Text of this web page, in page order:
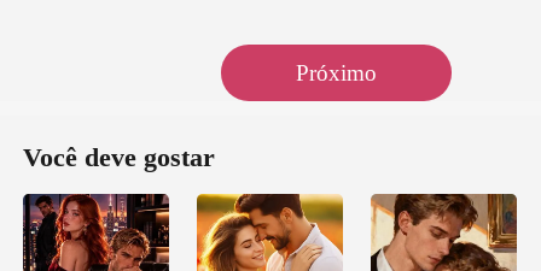
Próximo
Você deve gostar